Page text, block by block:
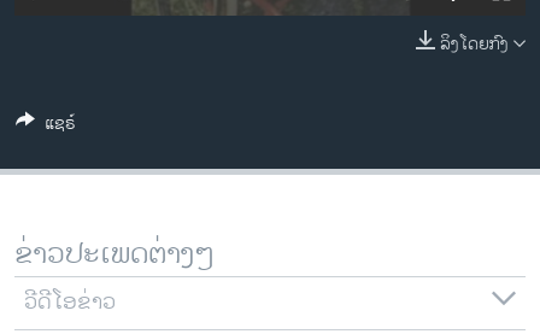
ວິທະຍາສາດ-ເທັກໂນໂລຈີ
ພາສາອັງກິດ
ລາຍການກະຈາຍສຽງ
ລາຍງານ
ຕິດຕາມພວກເຮົາ ທີ່
ລິງໂດຍກົງ
ແຊຣ໌
ຂ່າວປະເພດຕ່າງໆ
ວີດີໂອຂ່າວ